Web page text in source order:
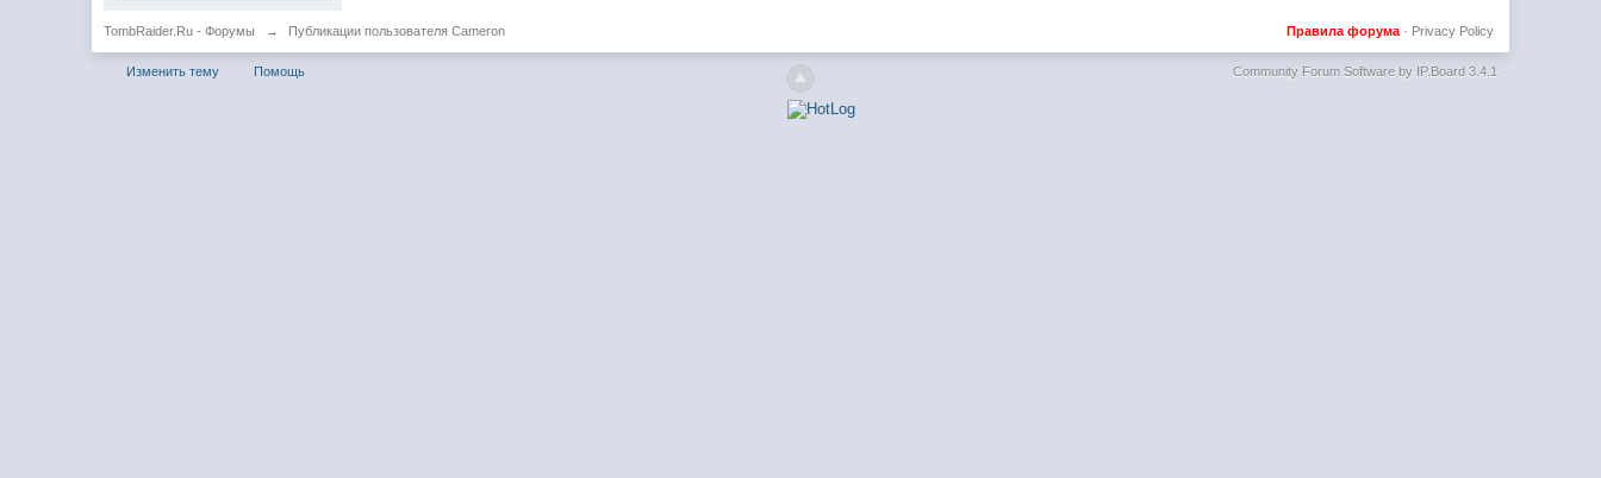
TombRaider.Ru - Форумы → Публикации пользователя Cameron Privacy Policy
Правила форума·
Изменить тему Помощь Community Forum Software by IP.Board 3.4.1